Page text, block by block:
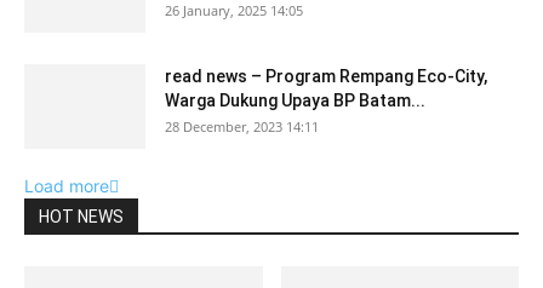
26 January, 2025 14:05
read news – Program Rempang Eco-City,
Warga Dukung Upaya BP Batam...
28 December, 2023 14:11
Load more
HOT NEWS